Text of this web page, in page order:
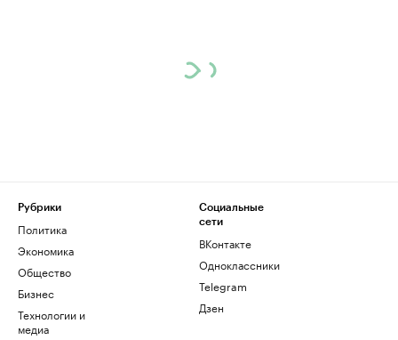
Рубрики
Политика
Экономика
Общество
Бизнес
Технологии и
медиа
Социальные
сети
ВКонтакте
Одноклассники
Telegram
Дзен